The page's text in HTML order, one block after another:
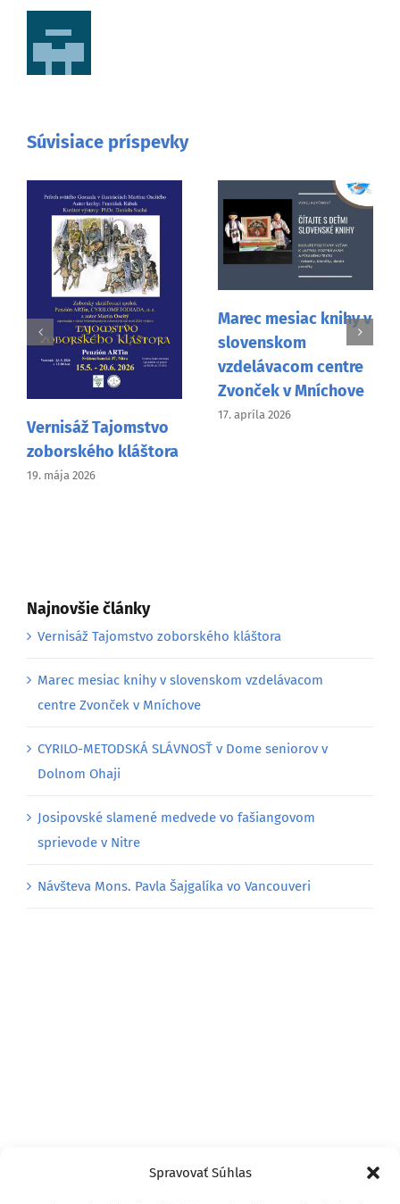
Spravovať Súhlas
Súvisiace príspevky
Vernisáž Tajomstvo
zoborského kláštora
19. mája 2026
Marec mesiac knihy v
slovenskom
vzdelávacom centre
Zvonček v Mníchove
17. apríla 2026
Najnovšie články
Vernisáž Tajomstvo zoborského kláštora
Marec mesiac knihy v slovenskom vzdelávacom
centre Zvonček v Mníchove
CYRILO-METODSKÁ SLÁVNOSŤ v Dome seniorov v
Dolnom Ohaji
Josipovské slamené medvede vo fašiangovom
sprievode v Nitre
Návšteva Mons. Pavla Šajgalíka vo Vancouveri